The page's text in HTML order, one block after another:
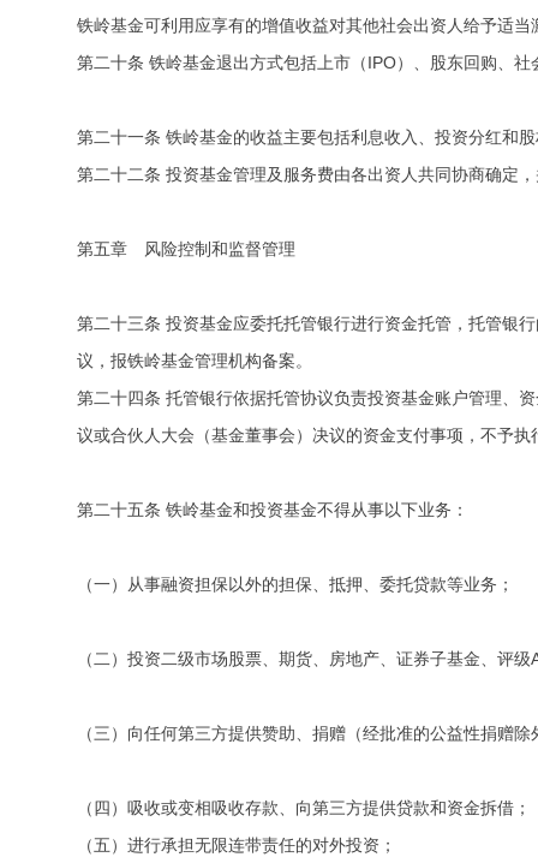
铁岭基金可利用应享有的增值收益对其他社会出资人给予适当
第二十条 铁岭基金退出方式包括上市（IPO）、股东回购、
第二十一条 铁岭基金的收益主要包括利息收入、投资分红和
第二十二条 投资基金管理及服务费由各出资人共同协商确定
第五章 风险控制和监督管理
第二十三条 投资基金应委托托管银行进行资金托管，托管银
议，报铁岭基金管理机构备案。
第二十四条 托管银行依据托管协议负责投资基金账户管理、
议或合伙人大会（基金董事会）决议的资金支付事项，不予执
第二十五条 铁岭基金和投资基金不得从事以下业务：
（一）从事融资担保以外的担保、抵押、委托贷款等业务；
（二）投资二级市场股票、期货、房地产、证券子基金、评
（三）向任何第三方提供赞助、捐赠（经批准的公益性捐赠除
（四）吸收或变相吸收存款、向第三方提供贷款和资金拆借；
（五）进行承担无限连带责任的对外投资；